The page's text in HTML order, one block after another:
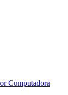
Computadora